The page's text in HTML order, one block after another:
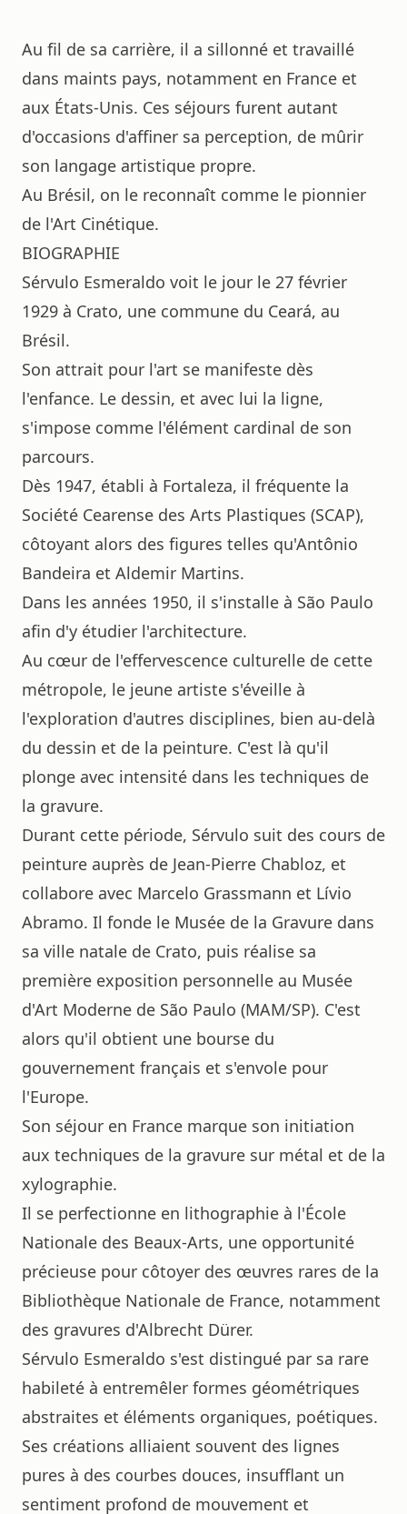
Au fil de sa carrière, il a sillonné et travaillé
dans maints pays, notamment en France et
aux États-Unis. Ces séjours furent autant
d'occasions d'affiner sa perception, de mûrir
son langage artistique propre.
Au Brésil, on le reconnaît comme le pionnier
de l'Art Cinétique.
BIOGRAPHIE
Sérvulo Esmeraldo voit le jour le 27 février
1929 à Crato, une commune du Ceará, au
Brésil.
Son attrait pour l'art se manifeste dès
l'enfance. Le dessin, et avec lui la ligne,
s'impose comme l'élément cardinal de son
parcours.
Dès 1947, établi à Fortaleza, il fréquente la
Société Cearense des Arts Plastiques (SCAP),
côtoyant alors des figures telles qu'Antônio
Bandeira et Aldemir Martins.
Dans les années 1950, il s'installe à São Paulo
afin d'y étudier l'architecture.
Au cœur de l'effervescence culturelle de cette
métropole, le jeune artiste s'éveille à
l'exploration d'autres disciplines, bien au-delà
du dessin et de la peinture. C'est là qu'il
plonge avec intensité dans les techniques de
la gravure.
Durant cette période, Sérvulo suit des cours de
peinture auprès de Jean-Pierre Chabloz, et
collabore avec Marcelo Grassmann et Lívio
Abramo. Il fonde le Musée de la Gravure dans
sa ville natale de Crato, puis réalise sa
première exposition personnelle au Musée
d'Art Moderne de São Paulo (MAM/SP). C'est
alors qu'il obtient une bourse du
gouvernement français et s'envole pour
l'Europe.
Son séjour en France marque son initiation
aux techniques de la gravure sur métal et de la
xylographie.
Il se perfectionne en lithographie à l'École
Nationale des Beaux-Arts, une opportunité
précieuse pour côtoyer des œuvres rares de la
Bibliothèque Nationale de France, notamment
des gravures d'Albrecht Dürer.
Sérvulo Esmeraldo s'est distingué par sa rare
habileté à entremêler formes géométriques
abstraites et éléments organiques, poétiques.
Ses créations alliaient souvent des lignes
pures à des courbes douces, insufflant un
sentiment profond de mouvement et